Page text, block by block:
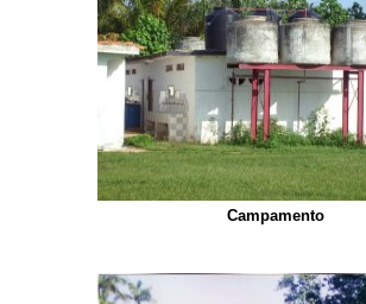
Campamento